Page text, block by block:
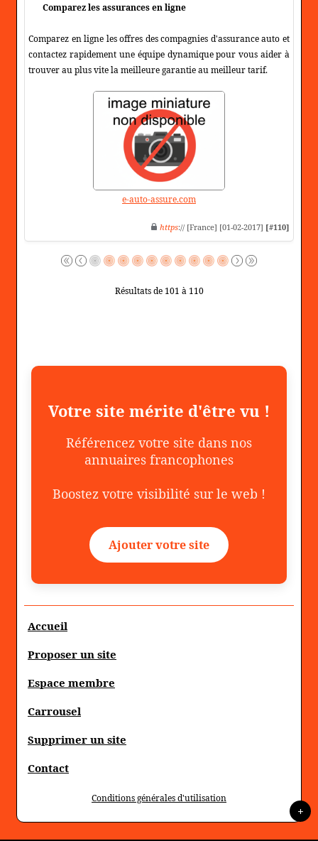
Comparez les assurances en ligne
Comparez en ligne les offres des compagnies d'assurance auto et
contactez rapidement une équipe dynamique pour vous aider à
trouver au plus vite la meilleure garantie au meilleur tarif.
e-auto-assure.com
https:// [France] [01-02-2017] [#110]
Résultats de 101 à 110
Votre site mérite d'être vu !
Référencez votre site dans nos
annuaires francophones
Boostez votre visibilité sur le web !
Ajouter votre site
Accueil
Proposer un site
Espace membre
Carrousel
Supprimer un site
Contact
Conditions générales d'utilisation
+